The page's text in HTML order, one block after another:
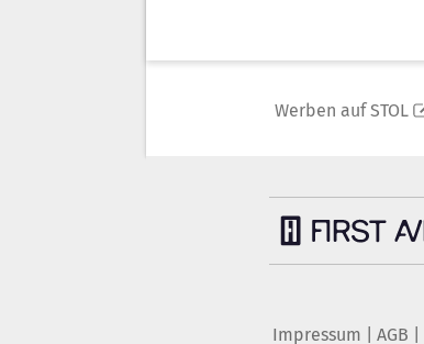
Werben auf STOL
Impressum AGB